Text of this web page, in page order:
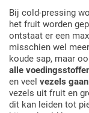
Bij cold-pressing
het fruit worden
ontstaat er een
misschien wel
koude sap, maar
alle
en veel vezels
vezels uit fruit en
dit kan leiden tot